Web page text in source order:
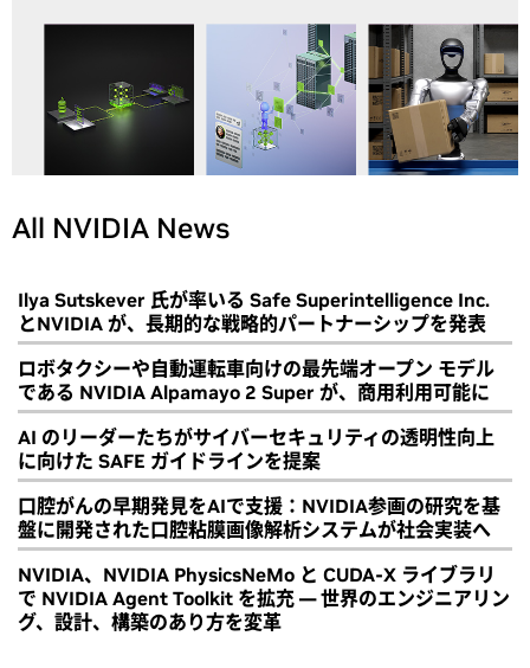
All NVIDIA News
Ilya Sutskever 氏が率いる Safe Superintelligence Inc.
とNVIDIA が、長期的な戦略的パートナーシップを発表
ロボタクシーや自動運転車向けの最先端オープン モデル
である NVIDIA Alpamayo 2 Super が、商用利用可能に
AI のリーダーたちがサイバーセキュリティの透明性向上
に向けた SAFE ガイドラインを提案
口腔がんの早期発見をAIで支援：NVIDIA参画の研究を基
盤に開発された口腔粘膜画像解析システムが社会実装へ
NVIDIA、NVIDIA PhysicsNeMo と CUDA-X ライブラリ
で NVIDIA Agent Toolkit を拡充 ― 世界のエンジニアリン
グ、設計、構築のあり方を変革